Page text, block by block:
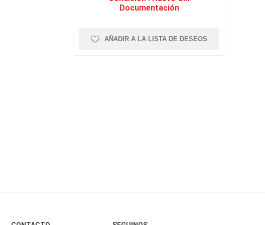
Documentación
AÑADIR A LA LISTA DE DESEOS